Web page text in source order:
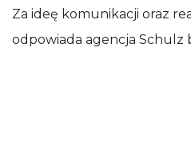
Za ideę komunikacji oraz
odpowiada agencja Schulz